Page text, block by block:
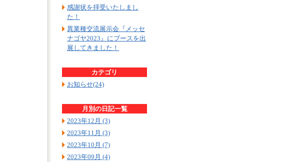
感謝状を拝受いたしまし
た！
異業種交流展示会『メッセ
ナゴヤ2023』にブースを出
展してきました！
カテゴリ
お知らせ(24)
月別の日記一覧
2023年12月 (3)
2023年11月 (3)
2023年10月 (7)
2023年09月 (4)